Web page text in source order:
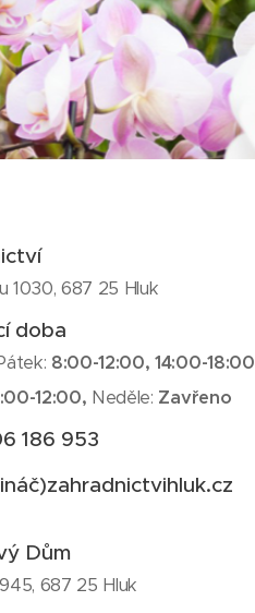
1030, 687 25 Hluk
doba
8:00-12:00, 14:00-18:00
12:00, Neděle: Zavřeno
186 953
Dům
687 25 Hluk